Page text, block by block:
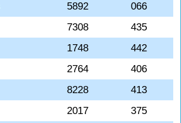
5892
066
7308
435
1748
442
2764
406
8228
413
2017
375